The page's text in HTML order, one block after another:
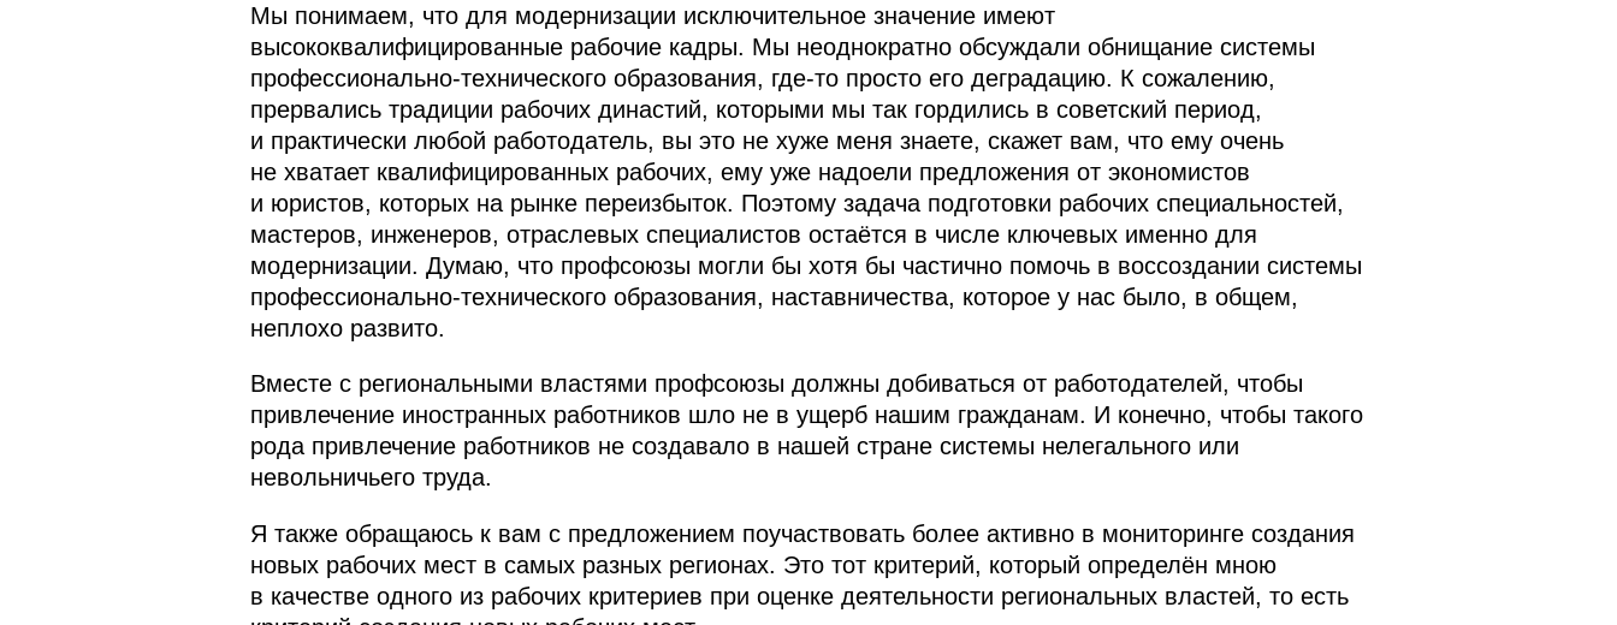
Мы понимаем, что для модернизации исключительное значение имеют
высококвалифицированные рабочие кадры. Мы неоднократно обсуждали обнищание системы
профессионально-технического образования, где‑то просто его деградацию. К сожалению,
прервались традиции рабочих династий, которыми мы так гордились в советский период,
и практически любой работодатель, вы это не хуже меня знаете, скажет вам, что ему очень
не хватает квалифицированных рабочих, ему уже надоели предложения от экономистов
и юристов, которых на рынке переизбыток. Поэтому задача подготовки рабочих специальностей,
мастеров, инженеров, отраслевых специалистов остаётся в числе ключевых именно для
модернизации. Думаю, что профсоюзы могли бы хотя бы частично помочь в воссоздании системы
профессионально-технического образования, наставничества, которое у нас было, в общем,
неплохо развито.
Вместе с региональными властями профсоюзы должны добиваться от работодателей, чтобы
привлечение иностранных работников шло не в ущерб нашим гражданам. И конечно, чтобы такого
рода привлечение работников не создавало в нашей стране системы нелегального или
невольничьего труда.
Я также обращаюсь к вам с предложением поучаствовать более активно в мониторинге создания
новых рабочих мест в самых разных регионах. Это тот критерий, который определён мною
в качестве одного из рабочих критериев при оценке деятельности региональных властей, то есть